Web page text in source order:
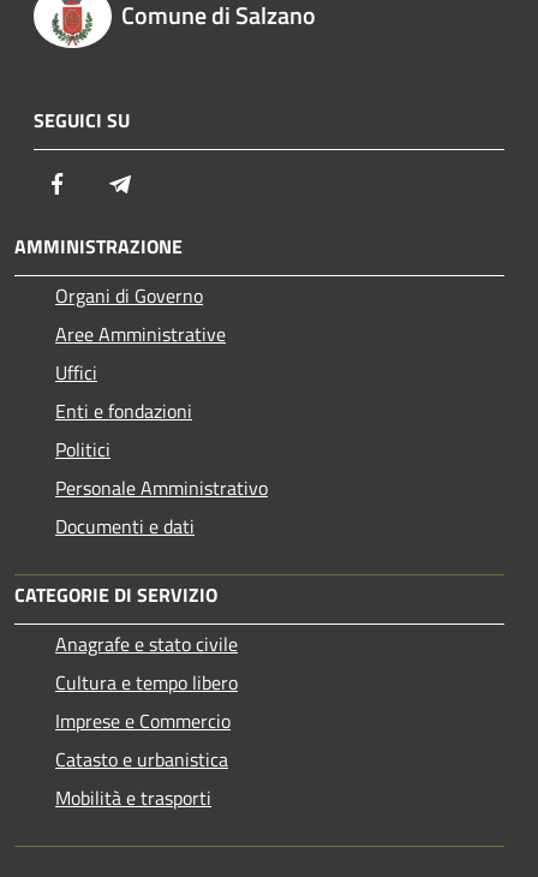
Comune di Salzano
SEGUICI SU
Facebook
AMMINISTRAZIONE
Organi di Governo
Aree Amministrative
Uffici
Enti e fondazioni
Politici
Personale Amministrativo
Documenti e dati
CATEGORIE DI SERVIZIO
Anagrafe e stato civile
Cultura e tempo libero
Imprese e Commercio
Catasto e urbanistica
Mobilità e trasporti